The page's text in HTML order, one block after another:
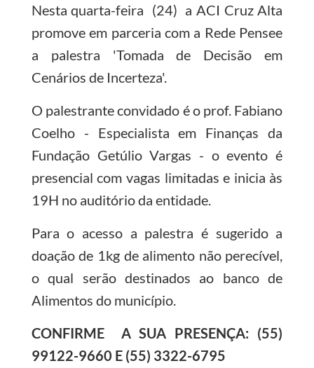
Nesta quarta-feira (24) a ACI Cruz Alta
promove em parceria com a Rede Pensee
a palestra 'Tomada de Decisão em
Cenários de Incerteza'.
O palestrante convidado é o prof. Fabiano
Coelho - Especialista em Finanças da
Fundação Getúlio Vargas - o evento é
presencial com vagas limitadas e inicia às
19H no auditório da entidade.
Para o acesso a palestra é sugerido a
doação de 1kg de alimento não perecível,
o qual serão destinados ao banco de
Alimentos do município.
CONFIRME A SUA PRESENÇA: (55)
99122-9660 E (55) 3322-6795